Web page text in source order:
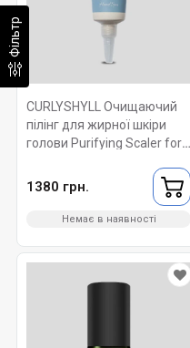
Фільтр
CURLYSHYLL Очищаючий
пілінг для жирної шкіри
голови Purifying Scaler for
мл
1380 грн.
Немає в наявності